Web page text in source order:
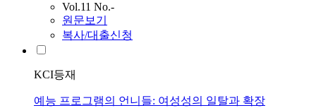
Vol.11 No.-
원문보기
복사/대출신청
KCI등재
예능 프로그램의 언니들: 여성성의 일탈과 확장